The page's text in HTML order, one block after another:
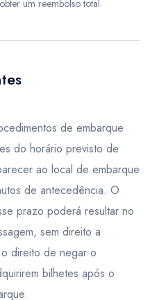
um reembolso total.
de embarque
do horário previsto de
ao local de embarque
de antecedência. O
prazo poderá resultar no
sem direito a
direito de negar o
bilhetes após o